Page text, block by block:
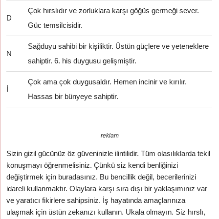
D
Çok hırslıdır ve zorluklara karşı göğüs germeği sever.
Güc temsilcisidir.
N
Sağduyu sahibi bir kişiliktir. Üstün güçlere ve yeteneklere
sahiptir. 6. his duygusu gelişmiştir.
İ
Çok ama çok duygusaldır. Hemen incinir ve kırılır.
Hassas bir bünyeye sahiptir.
reklam
Sizin gizil gücünüz öz güveninizle ilintilidir. Tüm olasılıklarda tekil
konuşmayı öğrenmelisiniz. Çünkü siz kendi benliğinizi
değiştirmek için buradasınız. Bu bencillik değil, becerilerinizi
idareli kullanmaktır. Olaylara karşı sıra dışı bir yaklaşımınız var
ve yaratıcı fikirlere sahipsiniz. İş hayatında amaçlarınıza
ulaşmak için üstün zekanızı kullanın. Ukala olmayın. Siz hırslı,